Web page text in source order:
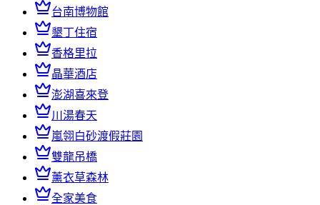
台南博物館
墾丁住宿
香格里拉
晶華酒店
澎湖喜來登
川湯春天
嵐翎白砂渡假莊園
雙龍吊橋
薰衣草森林
全家美食